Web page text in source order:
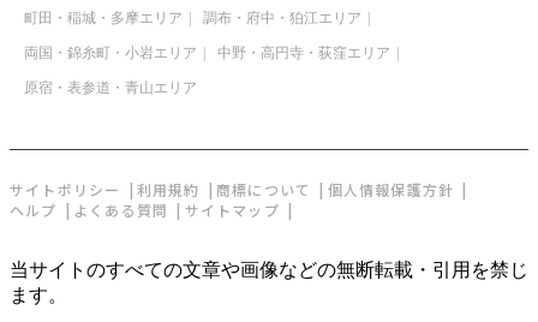
町田・稲城・多摩エリア 調布・府中・狛江エリア
両国・錦糸町・小岩エリア 中野・高円寺・荻窪エリア
原宿・表参道・青山エリア
サイトポリシー 利用規約 商標について
個人情報保護方針
ヘルプ
よくある質問 サイトマップ
当サイトのすべての文章や画像などの無断転載・引用を禁じ
ます。